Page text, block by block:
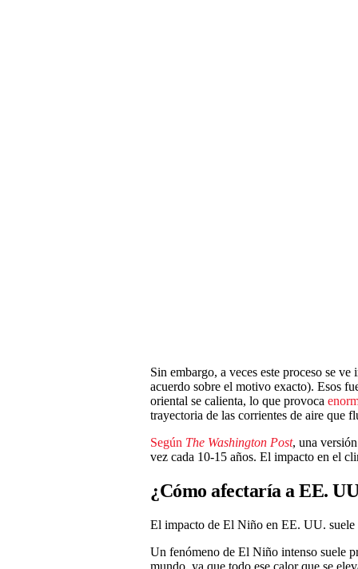
Sin embargo, a veces este proceso se
acuerdo sobre el motivo exacto). Esos
oriental se calienta, lo que provoca
trayectoria de las corrientes de aire que
Según The Washington Post, una
vez cada 10-15 años. El impacto en el
¿Cómo afectaría a EE.
El impacto de El Niño en EE. UU. suele
Un fenómeno de El Niño intenso suele
mundo, ya que todo ese calor que se